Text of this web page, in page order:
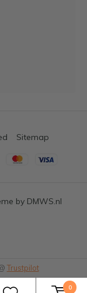
0
by DMWS.nl
Sitemap
Trustpilot